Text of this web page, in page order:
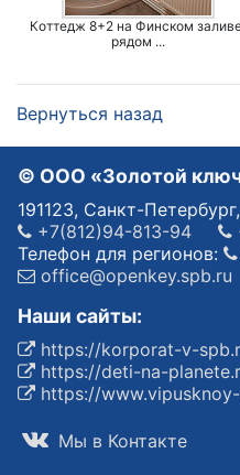
Коттедж 8+2 на Финском
рядом ...
Вернуться назад
© OOO «Золотой
191123, Санкт-
+7(812)94-813-94
Телефон для регионов:
office@openkey.spb.ru
Наши сайты:
https://korporat-v-
https://deti-na-
https://
Мы в Контакте